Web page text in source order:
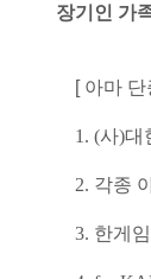
장기인 가
[ 아마
1. (사)대
2. 각종
3. 한게임